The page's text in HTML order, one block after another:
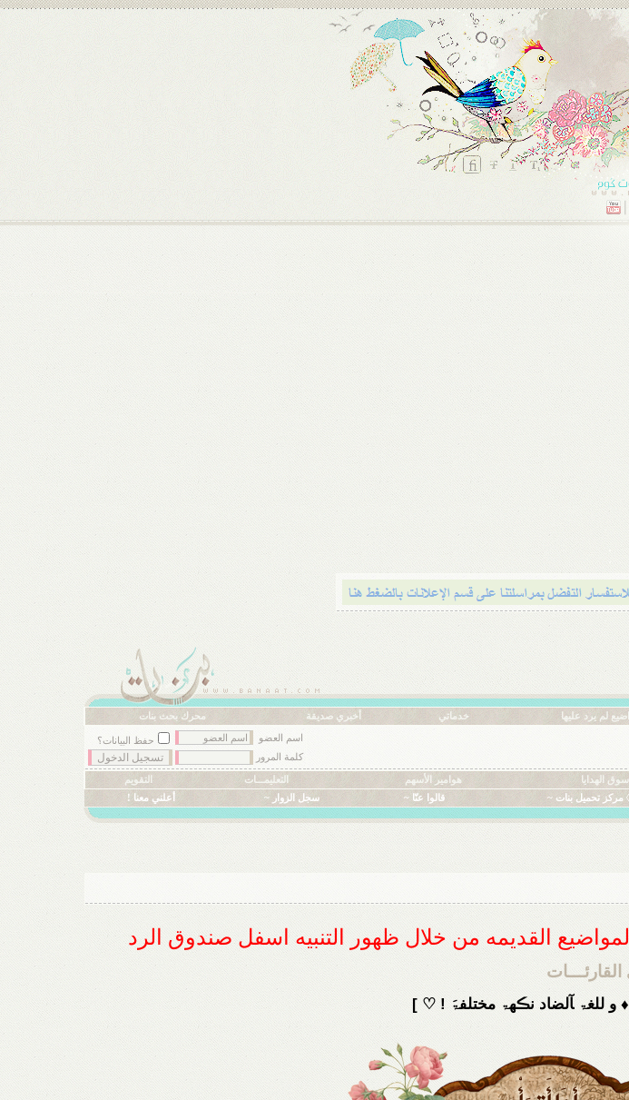
لم يرد عليها خدماتي أخبري صديقة محرك بحث بنات
اسم العضو
حفظ البيانات؟
كلمة المرور
سوق الهدايا هوامير الأسهم التعليمـــات
التقويم
مركز تحميل بنات ~ قالوا عنّا ~ سجل الزوار ~ أعلني معنا !
القديمه من خلال ظهور التنبيه اسفل صندوق الرد
القارئـــات
للغۃ ﺂلضاد نڪهۃ مختلفۃَ ! ♡ ]